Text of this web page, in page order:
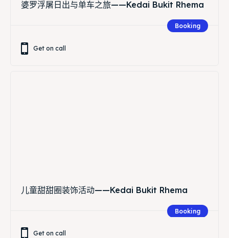
婆罗浮屠日出与单车之旅——Kedai Bukit Rhema
Booking
Get on call
儿童甜甜圈装饰活动——Kedai Bukit Rhema
Booking
Get on call